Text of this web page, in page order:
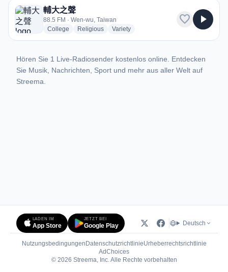
1 Radiosender aus Wen-wu
輔大之聲
88.5 FM · Wen-wu, Taiwan
College radio stations
Religiousradio stations
Varietyradio stations
favorite play_arrow
Hören Sie 1 Live-Radiosender kostenlos online. Entdecken
Sie Musik, Nachrichten, Sport und mehr aus aller Welt auf
Streema.
LADEN IM
App Store
JETZT BEI
Google Play Deutsch
Nutzungsbedingungen DatenschutzrichtlinieUrheberrechtsrichtlinie
AdChoices(öffnet in neuem Tab)
© 2026 Streema, Inc. Alle Rechte vorbehalten